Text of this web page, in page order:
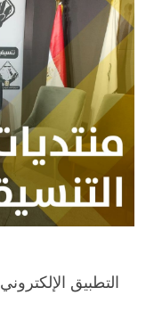
التطبيق الإلكتروني